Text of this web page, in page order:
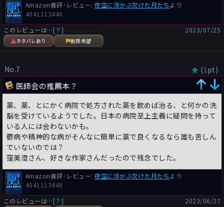
Amazon書評･レビュー:夜空に浮かぶ欠けた月たちより
404111344X
このレビューは…[？]
ネタバレあり 削除希望
2023/07/25
No.7 (1pt)
医師会の推薦本？
薬、薬、とにかく病院で処方された薬を飲めば治る、と何かの洗
脳を受けているようでした。日本の病院至上主義に疑問を持って
いる人には会わないかも。
鬱病や精神的な病がそんなに簡単に薬で良くなるなら誰も苦しん
でいないのでは？
窪美澄さん、好きな作家さんだったので残念でした。
Amazon書評･レビュー:夜空に浮かぶ欠けた月たちより
404111344X
このレビューは…[？] 2023/06/27